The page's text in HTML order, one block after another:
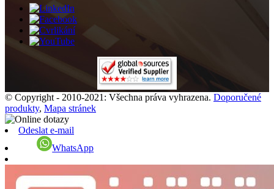
© Copyright - 2010-2021: Všechna práva vyhrazena. Doporučené
produkty, Mapa stránek
Odeslat e-mail
WhatsApp